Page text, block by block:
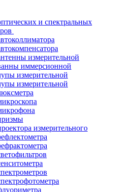
и спектральных
измерительной
иммерсионной
измерительной
измерительной
измерительного